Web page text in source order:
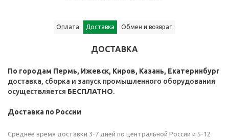
Оплата Доставка Обмен и возврат
ДОСТАВКА
По городам Пермь, Ижевск, Киров, Казань, Екатеринбург
доставка, сборка и запуск промышленного оборудования
осуществляется БЕСПЛАТНО.
Доставка по России
Среднее время доставки 3-7 дней по центральной России и 5-12